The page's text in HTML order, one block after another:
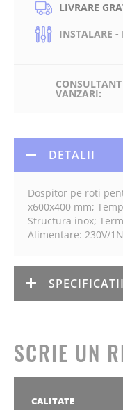
LIVRARE
INSTALARE -
CONSULTANT
VANZARI:
DETALII
Dospitor pe roti
x600x400 mm;
Structura inox;
Alimentare: 230V/
SCRIE UN
CALITATE